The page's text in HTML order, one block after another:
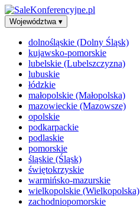
Województwa ▾
dolnośląskie (Dolny Śląsk)
kujawsko-pomorskie
lubelskie (Lubelszczyzna)
lubuskie
łódzkie
małopolskie (Małopolska)
mazowieckie (Mazowsze)
opolskie
podkarpackie
podlaskie
pomorskie
śląskie (Śląsk)
świętokrzyskie
warmińsko-mazurskie
wielkopolskie (Wielkopolska)
zachodniopomorskie